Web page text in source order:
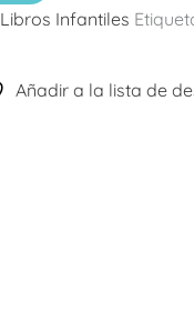
Libros Infantiles
Añadir a la lista de